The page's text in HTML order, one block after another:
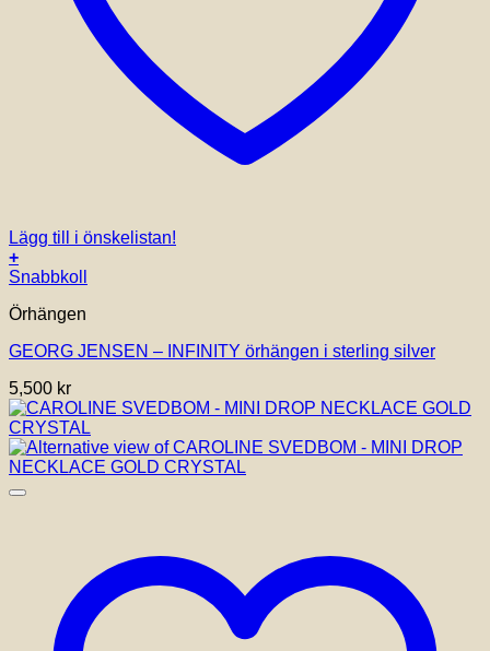
Lägg till i önskelistan!
+
Snabbkoll
Örhängen
GEORG JENSEN – INFINITY örhängen i sterling silver
5,500 kr